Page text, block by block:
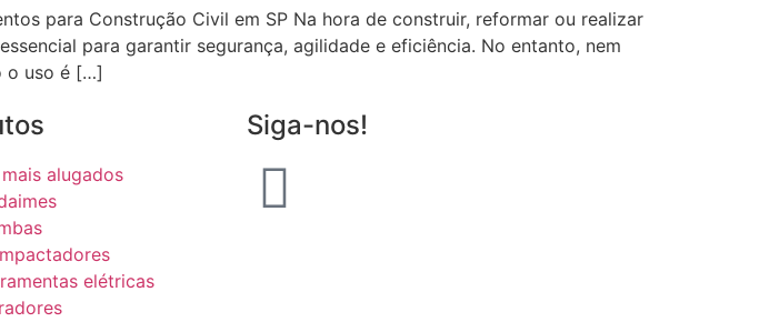
para Construção Civil em SP Na hora de construir, reformar ou realizar
para garantir segurança, agilidade e eficiência. No entanto, nem
o uso é […]
mais alugados
elétricas
Siga-nos!